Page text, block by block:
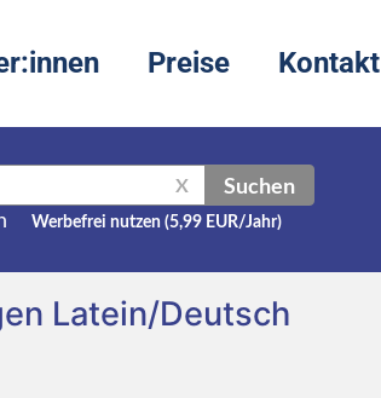
Preise Kontakt
X Suchen
Werbefrei nutzen (5,99 EUR/Jahr)
Latein/Deutsch